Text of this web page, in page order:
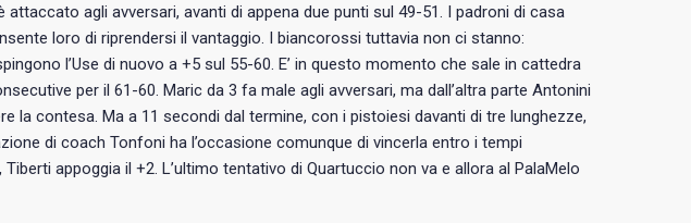
attaccato agli avversari, avanti di appena due punti sul 49-51. I padroni di casa
loro di riprendersi il vantaggio. I biancorossi tuttavia non ci stanno:
l’Use di nuovo a +5 sul 55-60. E’ in questo momento che sale in cattedra
per il 61-60. Maric da 3 fa male agli avversari, ma dall’altra parte Antonini
la contesa. Ma a 11 secondi dal termine, con i pistoiesi davanti di tre lunghezze,
di coach Tonfoni ha l’occasione comunque di vincerla entro i tempi
appoggia il +2. L’ultimo tentativo di Quartuccio non va e allora al PalaMelo